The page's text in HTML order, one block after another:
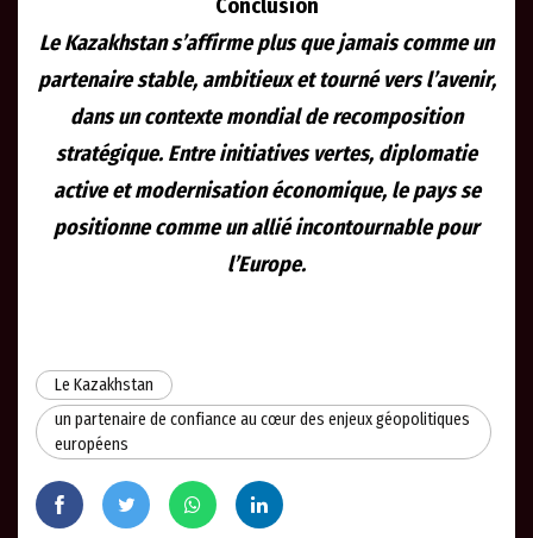
Conclusion
Le Kazakhstan s’affirme plus que jamais comme un
partenaire stable, ambitieux et tourné vers l’avenir,
dans un contexte mondial de recomposition
stratégique. Entre initiatives vertes, diplomatie
active et modernisation économique, le pays se
positionne comme un allié incontournable pour
l’Europe.
Le Kazakhstan
un partenaire de confiance au cœur des enjeux géopolitiques
européens